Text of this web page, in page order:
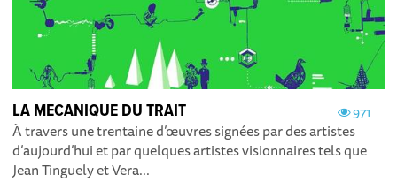
971
LA MECANIQUE DU TRAIT
À travers une trentaine d’œuvres signées par des artistes
d’aujourd’hui et par quelques artistes visionnaires tels que
Jean Tinguely et Vera...